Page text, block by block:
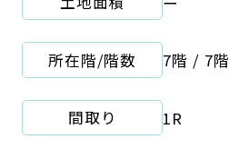
所在階/階数 7階 / 7階
間取り 1R